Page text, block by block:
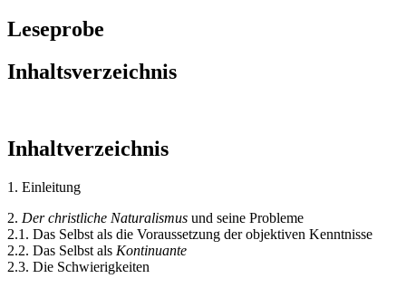
Leseprobe
Inhaltsverzeichnis
Inhaltverzeichnis
1. Einleitung
2. Der christliche Naturalismus und seine Probleme
2.1. Das Selbst als die Voraussetzung der objektiven Kenntnisse
2.2. Das Selbst als Kontinuante
2.3. Die Schwierigkeiten